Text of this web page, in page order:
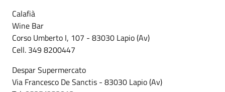
Calafià
Wine Bar
Corso Umberto I, 107 - 83030 Lapio (Av)
Cell. 349 8200447
Despar Supermercato
Via Francesco De Sanctis - 83030 Lapio (Av)